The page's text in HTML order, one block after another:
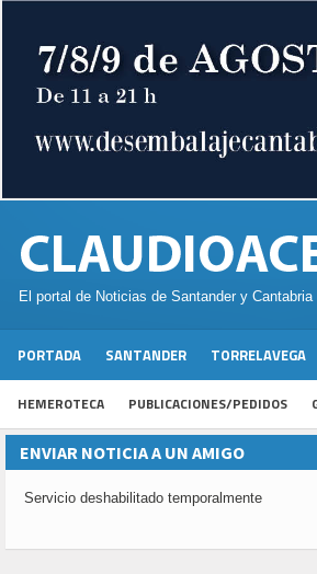
El portal de Noticias de Santander y Cantabria
PORTADA SANTANDER TORRELAVEGA
HEMEROTECA PUBLICACIONES/PEDIDOS
ENVIAR NOTICIA A UN AMIGO
Servicio deshabilitado temporalmente